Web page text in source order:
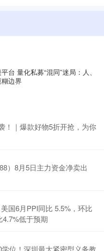
台 量化私募“混同”迷局：人、
边界
！｜爆款好物5折开抢，为你
）8月5日主力资金净卖出
国6月PPI同比 5.5%，环比
低于预期
位！深圳最大紧密型义务教